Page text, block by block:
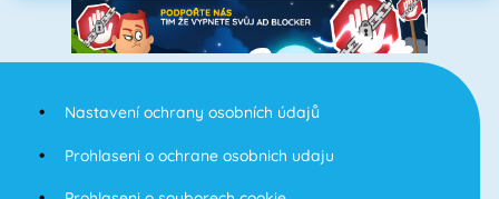
Nastavení ochrany osobních údajů
Prohlaseni o ochrane osobnich udaju